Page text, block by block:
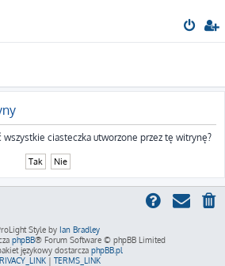
wszystkie ciasteczka utworzone przez tę witrynę?
Style by Ian Bradley
phpBB® Forum Software © phpBB Limited
językowy dostarcza phpBB.pl
| TERMS_LINK